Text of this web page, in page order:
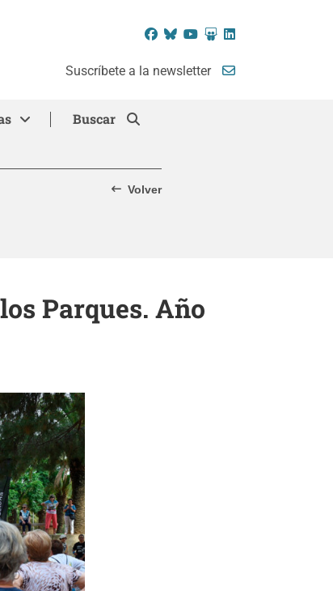
Facebook
BlueskyYouTube
SlideShare
LinkedIn
Suscríbete a la newsletter
Buscar
Volver
Parques. Año